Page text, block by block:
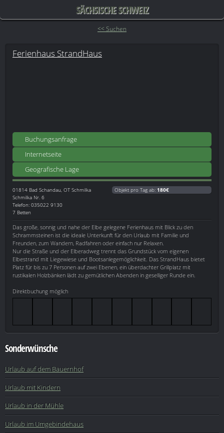
SÄCHSISCHE SCHWEIZ
<< Suchen
Ferienhaus StrandHaus
Buchungsanfrage
Internetseite
Geografische Lage
01814 Bad Schandau, OT Schmilka
Schmilka Nr. 6
Telefon: 035022 9130
7 Betten
Objekt pro Tag ab: 180€
Das große, sonnig und nahe der Elbe gelegene Ferienhaus mit Blick zu den
Schrammsteinen ist die ideale Unterkunft für den Urlaub mit Familie und
Freunden, zum Wandern, Radfahren oder einfach nur Relaxen.
Nur die Straße und der Elberadweg trennt das Grundstück vom eigenen
Elbestrand mit Liegewiese und Bootsanlegemöglichkeit. Das StrandHaus bietet
Platz für bis zu 7 Personen auf zwei Ebenen, ein überdachter Grillplatz mit
rustikalen Holzbänken lädt zu gemütlichen Abenden in geselliger Runde ein.
Direktbuchung möglich
Sonderwünsche
Urlaub auf dem Bauernhof
Urlaub mit Kindern
Urlaub in der Mühle
Urlaub im Umgebindehaus